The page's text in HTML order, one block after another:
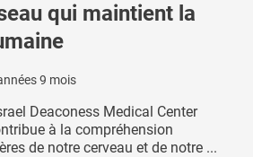
qui maintient la
9 mois
Deaconess Medical Center
à la compréhension
de notre cerveau et de notre ...